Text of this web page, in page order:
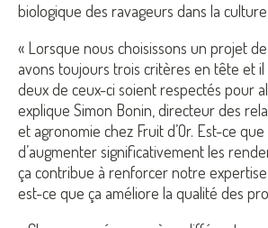
biologique des ravageurs dans la
« Lorsque nous choisissons un projet
avons toujours trois critères en tête et il
deux de ceux-ci soient respectés pour
explique Simon Bonin, directeur des
et agronomie chez Fruit d’Or. Est-ce
d’augmenter significativement les
ça contribue à renforcer notre
est-ce que ça améliore la qualité des